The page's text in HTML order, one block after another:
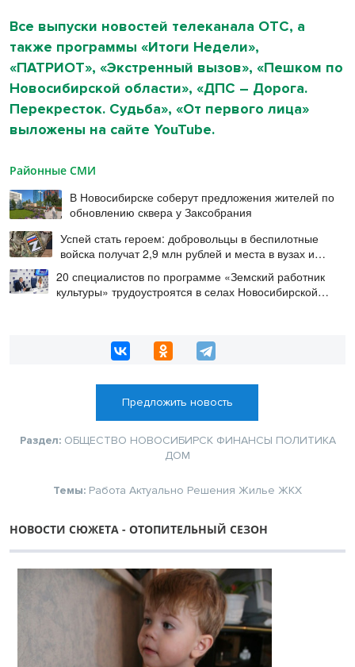
Все выпуски новостей телеканала ОТС, а
также программы «Итоги Недели»,
«ПАТРИОТ», «Экстренный вызов», «Пешком по
Новосибирской области», «ДПС – Дорога.
Перекресток. Судьба», «От первого лица»
выложены на сайте YouTube.
Районные СМИ
В Новосибирске соберут предложения жителей по
обновлению сквера у Заксобрания
Успей стать героем: добровольцы в беспилотные
войска получат 2,9 млн рублей и места в вузах и
20 специалистов по программе «Земский работник
культуры» трудоустроятся в селах Новосибирской
Предложить новость
Раздел: ОБЩЕСТВО НОВОСИБИРСК ФИНАНСЫ ПОЛИТИКА
ДОМ
Темы: Работа Актуально Решения Жилье ЖКХ
НОВОСТИ СЮЖЕТА - ОТОПИТЕЛЬНЫЙ СЕЗОН